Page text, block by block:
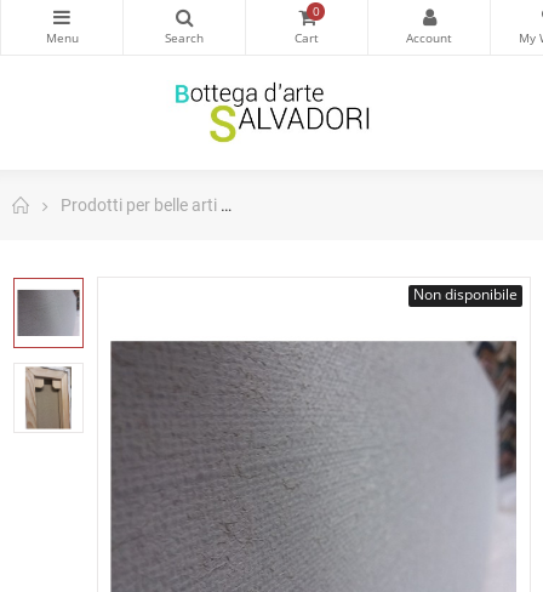
0
Prodotti per belle arti
Non disponibile